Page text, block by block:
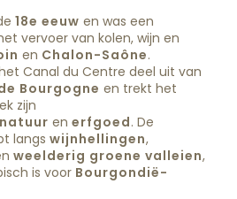
18e eeuw en was een
vervoer van kolen, wijn en
en Chalon-Saône.
Canal du Centre deel uit van
Bourgogne en trekt het
zijn
natuur en erfgoed. De
langs wijnhellingen,
weelderig groene valleien,
is voor Bourgondië-